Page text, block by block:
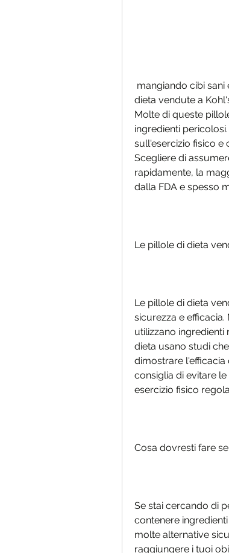
dieta vendute a
Molte di queste
ingredienti
sull'esercizio fisico e
Scegliere di
rapidamente, la
dalla FDA e spesso
Le pillole di dieta
Le pillole di dieta
sicurezza e
utilizzano
dieta usano studi
dimostrare
consiglia di evitare
esercizio fisico
Cosa dovresti fare
Se stai cercando di
contenere
molte alternative
raggiungere i tuoi